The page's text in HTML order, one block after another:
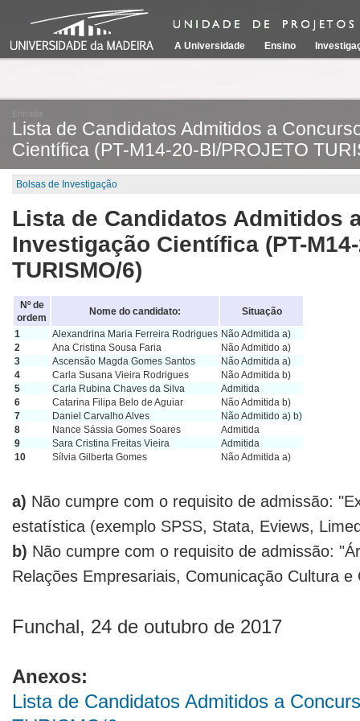
A Universidade Ensino
Entrada
Lista de Candidatos Admitidos a
Científica (PT-M14-20-BI/PROJETO
Bolsas de Investigação
Lista de Candidatos Admitidos
Investigação Científica (PT-
TURISMO/6)
Nº de
ordem
Nome do candidato: Situação
1 Alexandrina Maria Ferreira Rodrigues Não Admitida a)
2
Ana Cristina Sousa Faria
Não Admitido a)
3
Ascensão Magda Gomes Santos
Não Admitida a)
4
Carla Susana Vieira Rodrigues
Não Admitida b)
5
Carla Rubina Chaves da Silva
Admitida
6
Catarina Filipa Belo de Aguiar
Não Admitida b)
7
Daniel Carvalho Alves
Não Admitido a) b)
8
Nance Sássia Gomes Soares
Admitida
9
Sara Cristina Freitas Vieira
Admitida
10
Sílvia Gilberta Gomes Não Admitida a)
a) Não cumpre com o requisito de admissão:
estatística (exemplo SPSS, Stata, Eviews,
b) Não cumpre com o requisito de admissão:
Relações Empresariais, Comunicação Cultura
Funchal, 24 de outubro de 2017
Anexos:
Lista de Candidatos Admitidos a